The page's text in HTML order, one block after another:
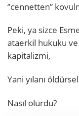
‘’cennetten’’
Peki, ya sizce
ataerkil hukuku
kapitalizmi,
Yani yılanı
Nasıl olurdu?